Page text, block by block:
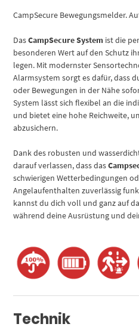
CampSecure Bewegungsmelder.
DasCampSecure System ist die
besonderen Wert auf den Schutz
legen. Mit modernster
Alarmsystem sorgt es dafür, dass
oder Bewegungen in der Nähe
System lässt sich flexibel an die
und bietet eine hohe Reichweite,
abzusichern.
Dank des robusten und
darauf verlassen, dass das
schwierigen Wetterbedingungen
Angelaufenthalten zuverlässig
kannst du dich voll und ganz auf
während deine Ausrüstung und
Technik